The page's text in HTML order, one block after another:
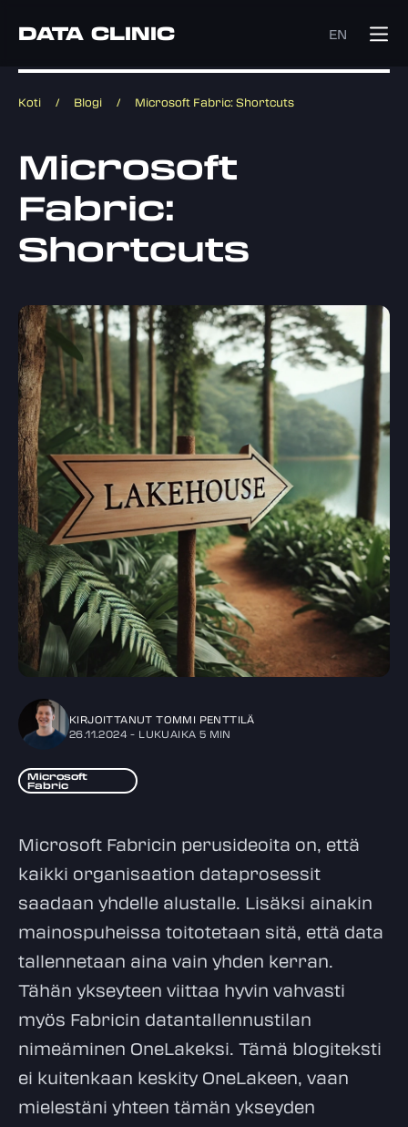
DATA CLINIC EN
Koti / Blogi / Microsoft Fabric: Shortcuts
Microsoft
Fabric:
Shortcuts
KIRJOITTANUTTOMMI PENTTILÄ
26.11.2024 - LUKUAIKA 5 MIN
Microsoft
Fabric
Microsoft Fabricin perusideoita on, että
kaikki organisaation dataprosessit
saadaan yhdelle alustalle. Lisäksi ainakin
mainospuheissa toitotetaan sitä, että data
tallennetaan aina vain yhden kerran.
Tähän ykseyteen viittaa hyvin vahvasti
myös Fabricin datantallennustilan
nimeäminen OneLakeksi. Tämä blogiteksti
ei kuitenkaan keskity OneLakeen, vaan
mielestäni yhteen tämän ykseyden